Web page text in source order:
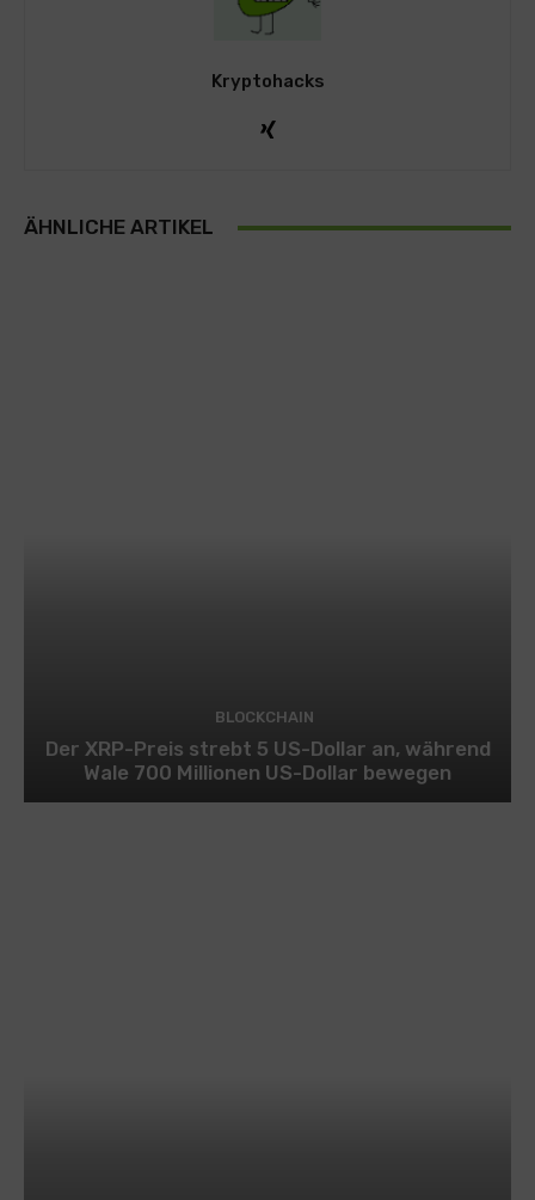
Kryptohacks
ÄHNLICHE ARTIKEL
BLOCKCHAIN
Der XRP-Preis strebt 5 US-Dollar an, während
Wale 700 Millionen US-Dollar bewegen